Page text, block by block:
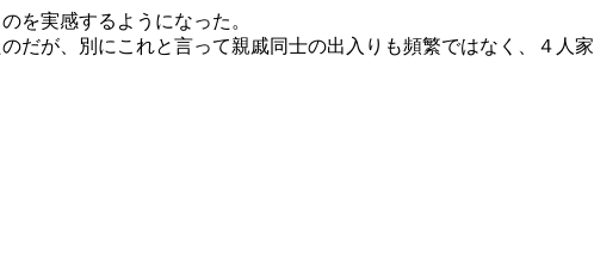
を実感するようになった。
だが、別にこれと言って親戚同士の出入りも頻繁ではなく、４人